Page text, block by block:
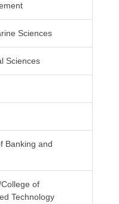
Sciences
Sciences
Banking and
of
Technology